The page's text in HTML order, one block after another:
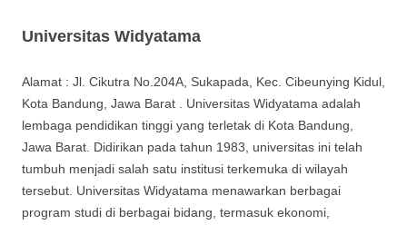
Universitas Widyatama
Alamat : Jl. Cikutra No.204A, Sukapada, Kec. Cibeunying Kidul,
Kota Bandung, Jawa Barat . Universitas Widyatama adalah
lembaga pendidikan tinggi yang terletak di Kota Bandung,
Jawa Barat. Didirikan pada tahun 1983, universitas ini telah
tumbuh menjadi salah satu institusi terkemuka di wilayah
tersebut. Universitas Widyatama menawarkan berbagai
program studi di berbagai bidang, termasuk ekonomi,